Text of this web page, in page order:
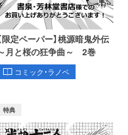
限定ペーパー】桃源暗鬼外伝
月と桜の狂争曲～ 2巻
コミック・ラノベ
特典